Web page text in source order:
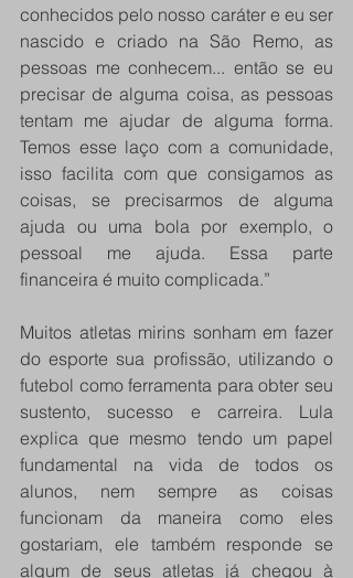
conhecidos pelo nosso caráter e eu ser
nascido e criado na São Remo, as
pessoas me conhecem... então se eu
precisar de alguma coisa, as pessoas
tentam me ajudar de alguma forma.
Temos esse laço com a comunidade,
isso facilita com que consigamos as
coisas, se precisarmos de alguma
ajuda ou uma bola por exemplo, o
pessoal me ajuda. Essa parte
financeira é muito complicada.”
Muitos atletas mirins sonham em fazer
do esporte sua profissão, utilizando o
futebol como ferramenta para obter seu
sustento, sucesso e carreira. Lula
explica que mesmo tendo um papel
fundamental na vida de todos os
alunos, nem sempre as coisas
funcionam da maneira como eles
gostariam, ele também responde se
algum de seus atletas já chegou à